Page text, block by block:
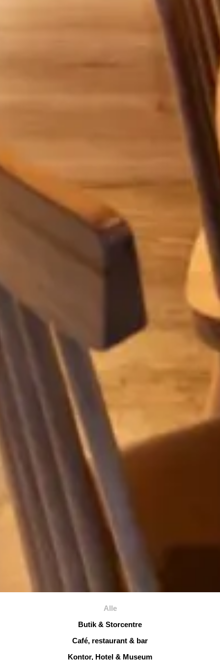
Butik & Storcentre
Café, restaurant & bar
Kontor, Hotel & Museum
Alle